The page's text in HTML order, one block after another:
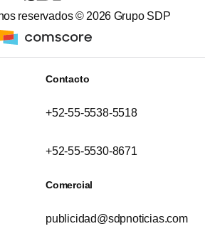
reservados ©2026 Grupo SDP
Contacto
+52-55-5538-5518
+52-55-5530-8671
Comercial
publicidad@sdpnoticias.com